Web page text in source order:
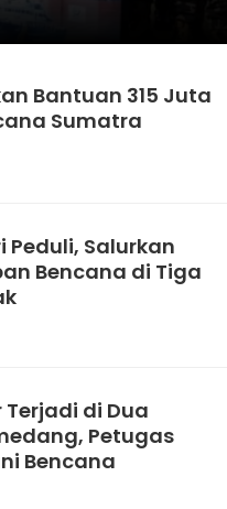
Bantuan 315 Juta
Sumatra
Peduli, Salurkan
Bencana di Tiga
di Dua
Petugas
Bencana